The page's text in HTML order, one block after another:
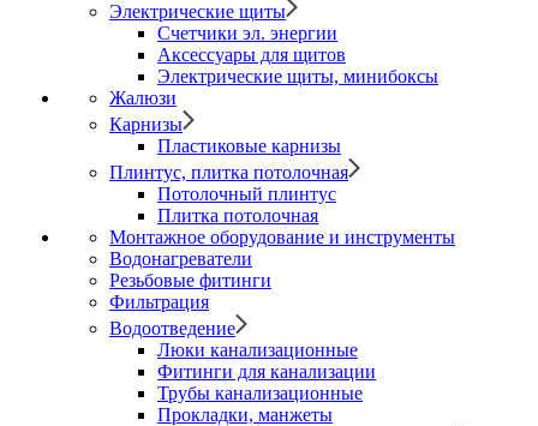
Электрические щиты
Счетчики эл. энергии
Аксессуары для щитов
Электрические щиты, минибоксы
Жалюзи
Карнизы
Пластиковые карнизы
Плинтус, плитка потолочная
Потолочный плинтус
Плитка потолочная
Монтажное оборудование и инструменты
Водонагреватели
Резьбовые фитинги
Фильтрация
Водоотведение
Люки канализационные
Фитинги для канализации
Трубы канализационные
Прокладки, манжеты